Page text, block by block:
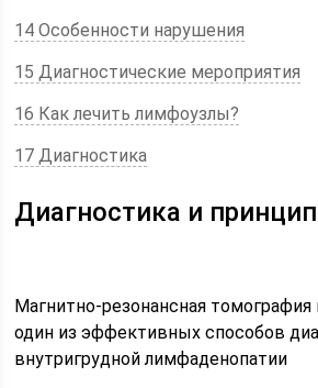
14 Особенности нарушения
15 Диагностические мероприятия
16 Как лечить лимфоузлы?
17 Диагностика
Диагностика и
Магнитно-резонансная томография
один из эффективных способов
внутригрудной лимфаденопатии